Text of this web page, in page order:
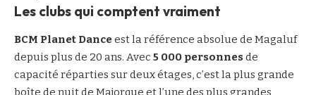
Les clubs qui comptent vraiment
BCM Planet Danceest la référence absolue de Magaluf
depuis plus de 20 ans. Avec 5 000 personnesde
capacité réparties sur deux étages, c’est la plus grande
boîte de nuit de Majorque et l’une des plus grandes